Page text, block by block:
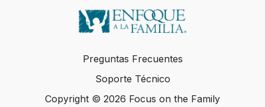
Preguntas Frecuentes
Soporte Técnico
Copyright © 2026 Focus on the Family